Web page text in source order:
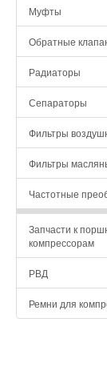
Муфты
Обратные
Радиаторы
Сепараторы
Фильтры
Фильтры
Частотные
Запчасти к
компрессорам
РВД
Ремни для